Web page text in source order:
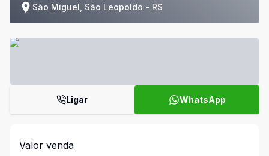
São Miguel, São Leopoldo - RS
Ligar WhatsApp
Valor venda